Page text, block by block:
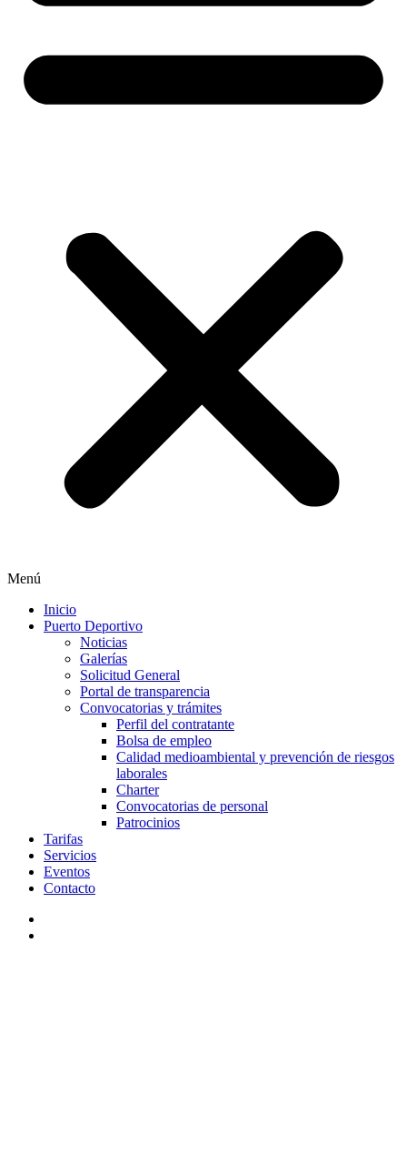
Menú
Inicio
Puerto Deportivo
Noticias
Galerías
Solicitud General
Portal de transparencia
Convocatorias y trámites
Perfil del contratante
Bolsa de empleo
Calidad medioambiental y prevención de riesgos
laborales
Charter
Convocatorias de personal
Patrocinios
Tarifas
Servicios
Eventos
Contacto